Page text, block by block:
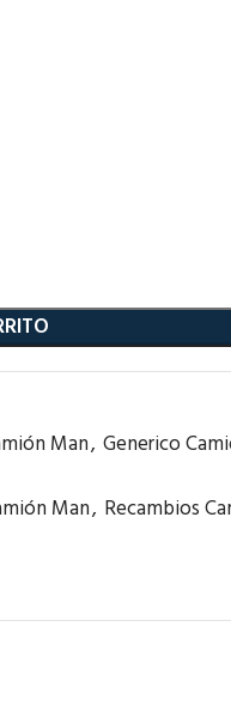
Man, Generico
Man, Recambios